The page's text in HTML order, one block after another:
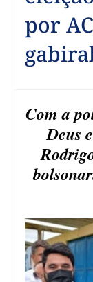
por
Com a
Deus